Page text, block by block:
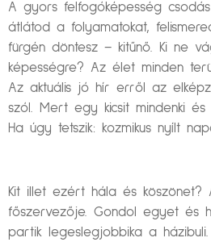
A gyors felfogóképesség
átlátod a folyamatokat,
fürgén döntesz – kitűnő. Ki ne
képességre? Az élet minden
Az aktuális jó hír erről az
szól. Mert egy kicsit mindenki
Ha úgy tetszik: kozmikus nyílt
Kit illet ezért hála és köszönet?
főszervezője. Gondol egyet és
partik legeslegjobbika a házibuli.